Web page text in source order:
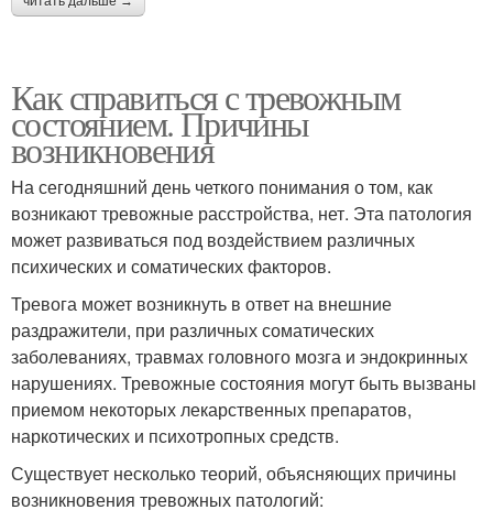
Как справиться с тревожным
состоянием. Причины
возникновения
На сегодняшний день четкого понимания о том, как
возникают тревожные расстройства, нет. Эта патология
может развиваться под воздействием различных
психических и соматических факторов.
Тревога может возникнуть в ответ на внешние
раздражители, при различных соматических
заболеваниях, травмах головного мозга и эндокринных
нарушениях. Тревожные состояния могут быть вызваны
приемом некоторых лекарственных препаратов,
наркотических и психотропных средств.
Существует несколько теорий, объясняющих причины
возникновения тревожных патологий: